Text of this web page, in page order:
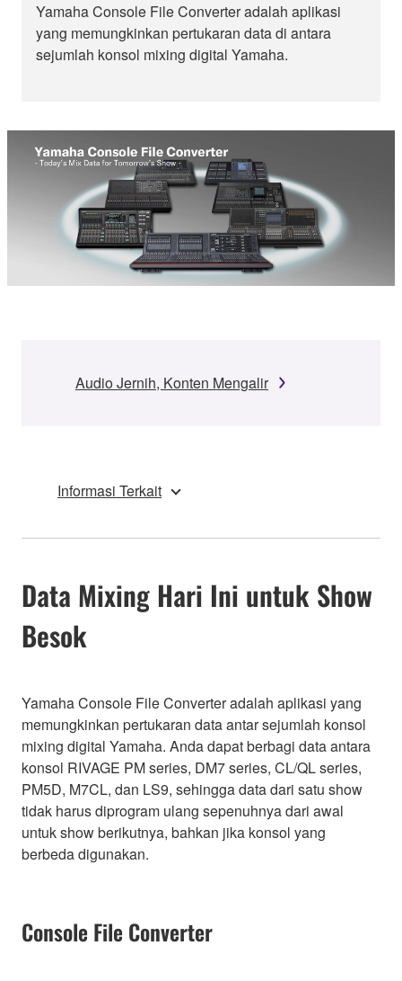
Yamaha Console File Converter adalah aplikasi
yang memungkinkan pertukaran data di antara
sejumlah konsol mixing digital Yamaha.
Audio Jernih, Konten Mengalir
Informasi Terkait
Data Mixing Hari Ini untuk Show
Besok
Yamaha Console File Converter adalah aplikasi yang
memungkinkan pertukaran data antar sejumlah konsol
mixing digital Yamaha. Anda dapat berbagi data antara
konsol RIVAGE PM series, DM7 series, CL/QL series,
PM5D, M7CL, dan LS9, sehingga data dari satu show
tidak harus diprogram ulang sepenuhnya dari awal
untuk show berikutnya, bahkan jika konsol yang
berbeda digunakan.
Console File Converter